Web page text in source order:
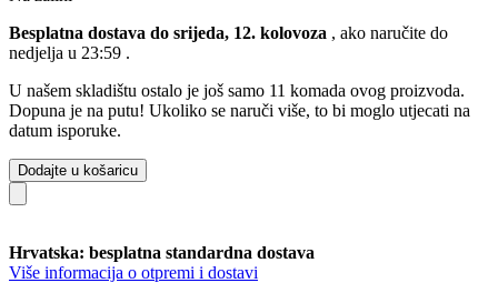
Besplatna dostava do srijeda, 12. kolovoza , ako naručite do
nedjelja u 23:59 .
U našem skladištu ostalo je još samo 11 komada ovog proizvoda.
Dopuna je na putu! Ukoliko se naruči više, to bi moglo utjecati na
datum isporuke.
Dodajte u košaricu
Hrvatska: besplatna standardna dostava
Više informacija o otpremi i dostavi